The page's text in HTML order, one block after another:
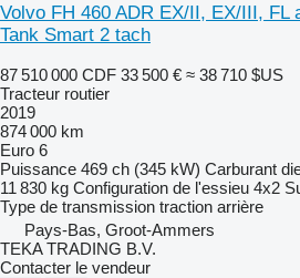
Volvo FH 460 ADR EX/II, EX/III, FL
Tank Smart 2 tach
87 510 000 CDF 33 500 € ≈ 38 710 $US
Tracteur routier
2019
874 000 km
Euro 6
Puissance 469 ch (345 kW) Carburant
11 830 kg Configuration de l'essieu 4x2
Type de transmission traction arrière
Pays-Bas, Groot-Ammers
TEKA TRADING B.V.
Contacter le vendeur